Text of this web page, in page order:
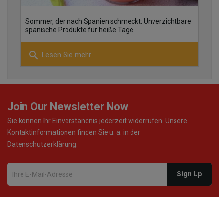
Sommer, der nach Spanien schmeckt: Unverzichtbare
spanische Produkte für heiße Tage
search Lesen Sie mehr
Join Our Newsletter Now
Sie können Ihr Einverständnis jederzeit widerrufen. Unsere
Kontaktinformationen finden Sie u. a. in der
Datenschutzerklärung.